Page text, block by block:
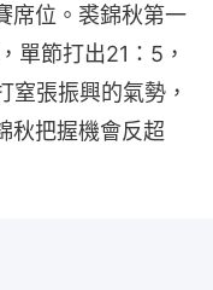
席位。裘錦秋第一
單節打出21：5，
窒張振興的氣勢，
秋把握機會反超